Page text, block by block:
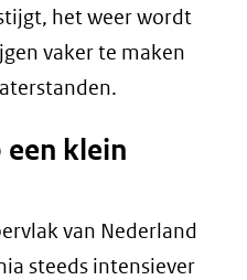
het weer wordt
vaker te maken
een klein
van Nederland
steeds intensiever